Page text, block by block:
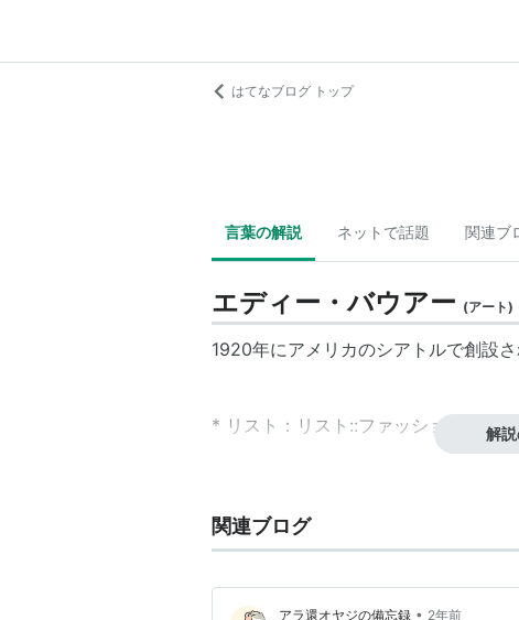
はてなブログ トップ
言葉の解説 ネットで話題 関連ブ
エディー・バウアー (アート)
1920年にアメリカのシアトルで創設
* リスト ： リスト::ファッションブラ
解
関連ブログ
アラ還オヤジの備忘録 • 2年前